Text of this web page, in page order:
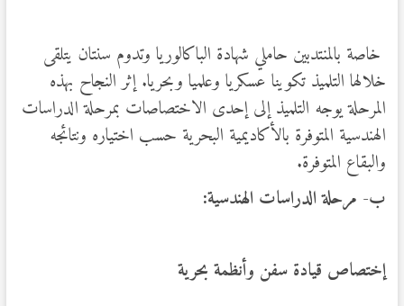
خاصة بالمنتدبين حاملي شهادة الباكالوريا وتدوم سنتان يتلقى
خلالها التلميذ تكوينا عسكريا وعلميا وبحريا. إثر النجاح بهذه
المرحلة يوجه التلميذ إلى إحدى الاختصاصات بمرحلة الدراسات
الهندسية المتوفرة بالأكاديمية البحرية حسب اختياره ونتائجه
والبقاع المتوفرة.
ب- مرحلة الدراسات الهندسية:
إختصاص قيادة سفن وأنظمة بحرية